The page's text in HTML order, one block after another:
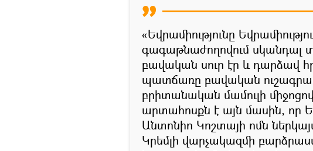
«Եվրամիությունը
գագաթնաժողովում սկանդալ
բավական սուր էր և դարձավ
պատճառը բավական
բրիտանական մամուլի
արտահոսքն է այն մասին,
Անտոնիո Կոշտայի ոմն
Կրեմլի վարչակազմի